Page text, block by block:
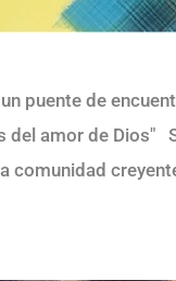
puente de
amor de Dios"
comunidad